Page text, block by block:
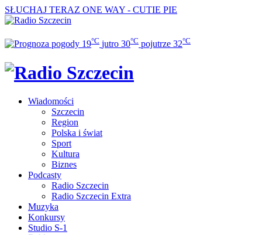
SŁUCHAJ TERAZ ONE WAY - CUTIE PIE
19°C jutro 30°C pojutrze 32°C
Wiadomości
Szczecin
Region
Polska i świat
Sport
Kultura
Biznes
Podcasty
Radio Szczecin
Radio Szczecin Extra
Muzyka
Konkursy
Studio S-1